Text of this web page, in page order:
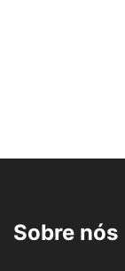
Sobre nós